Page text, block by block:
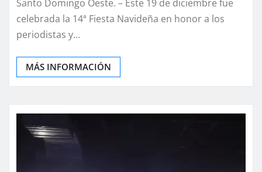
Santo Domingo Oeste. – Este 19 de diciembre fue
celebrada la 14ª Fiesta Navideña en honor a los
periodistas y…
MÁS INFORMACIÓN